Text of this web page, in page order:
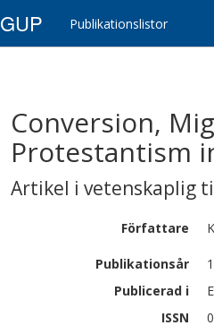
GUP Publikationslistor
Conversion,
Protestantism
Artikel i vetenskaplig
Författare
Publikationsår
Publicerad i
ISSN